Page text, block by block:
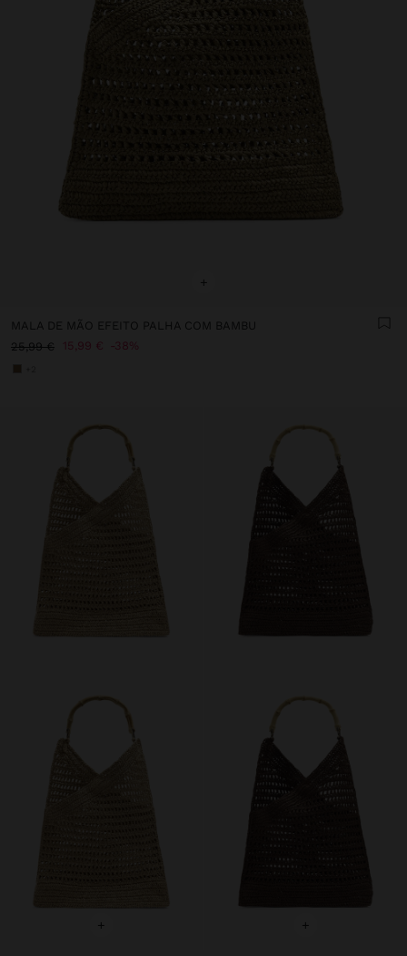
+
MALA DE MÃO EFEITO PALHA COM BAMBU
25,99 €
15,99 € 38%
+ +